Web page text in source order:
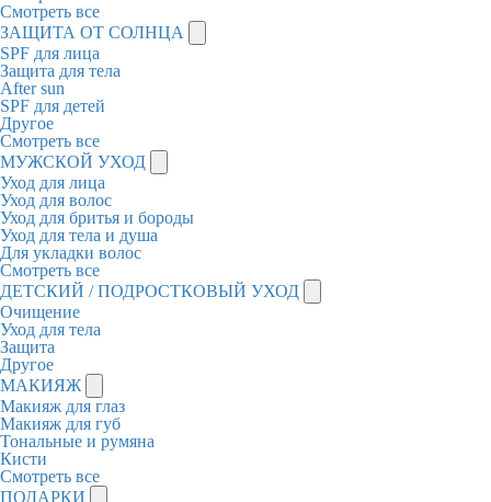
Смотреть все
ЗАЩИТА ОТ СОЛНЦА
SPF для лица
Защита для тела
After sun
SPF для детей
Другое
Смотреть все
МУЖСКОЙ УХОД
Уход для лица
Уход для волос
Уход для бритья и бороды
Уход для тела и душа
Для укладки волос
Смотреть все
ДЕТСКИЙ / ПОДРОСТКОВЫЙ УХОД
Очищение
Уход для тела
Защита
Другое
МАКИЯЖ
Макияж для глаз
Макияж для губ
Тональные и румяна
Кисти
Смотреть все
ПОДАРКИ